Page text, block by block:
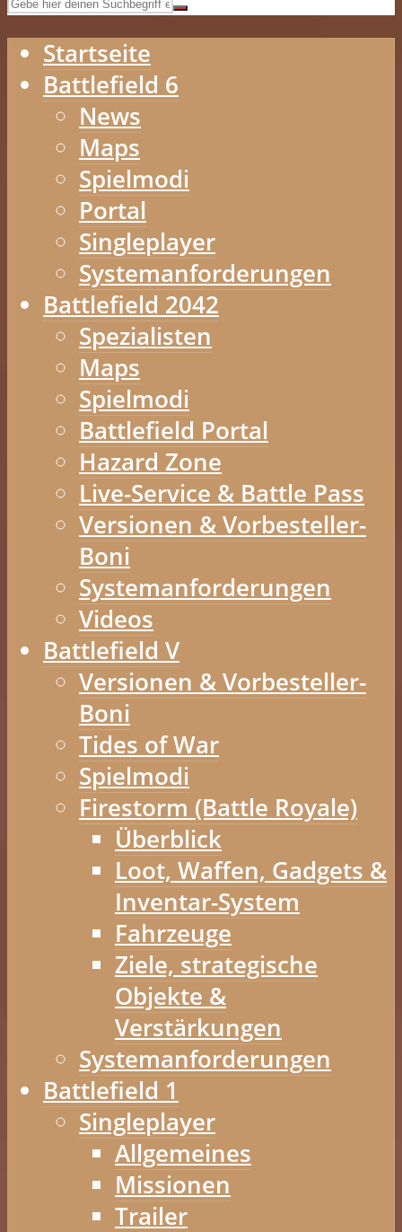
Startseite
Battlefield 6
News
Maps
Spielmodi
Portal
Singleplayer
Systemanforderungen
Battlefield 2042
Spezialisten
Maps
Spielmodi
Battlefield Portal
Hazard Zone
Live-Service & Battle Pass
Versionen & Vorbesteller-
Boni
Systemanforderungen
Videos
Battlefield V
Versionen & Vorbesteller-
Boni
Tides of War
Spielmodi
Firestorm (Battle Royale)
Überblick
Loot, Waffen, Gadgets &
Inventar-System
Fahrzeuge
Ziele, strategische
Objekte &
Verstärkungen
Systemanforderungen
Battlefield 1
Singleplayer
Allgemeines
Missionen
Trailer